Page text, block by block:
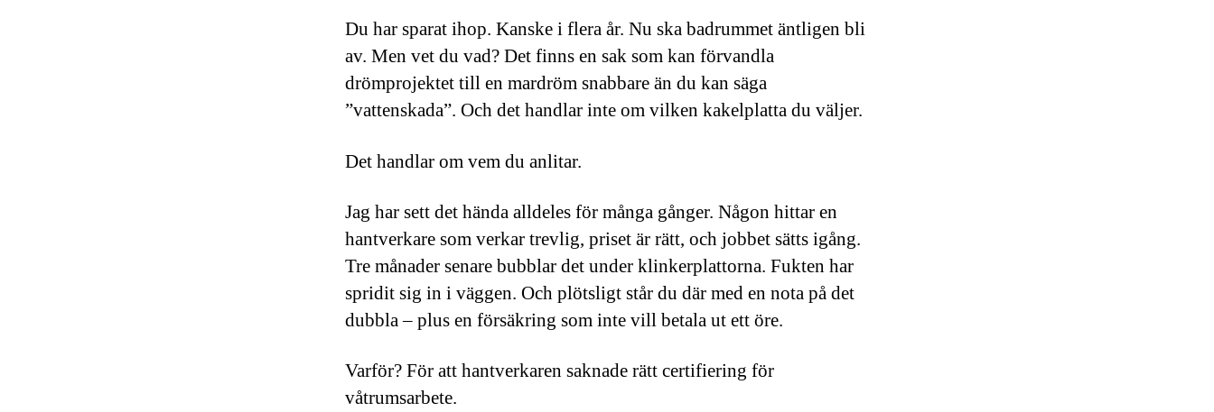
Du har sparat ihop. Kanske i flera år. Nu ska badrummet äntligen bli
av. Men vet du vad? Det finns en sak som kan förvandla
drömprojektet till en mardröm snabbare än du kan säga
”vattenskada”. Och det handlar inte om vilken kakelplatta du väljer.
Det handlar om vem du anlitar.
Jag har sett det hända alldeles för många gånger. Någon hittar en
hantverkare som verkar trevlig, priset är rätt, och jobbet sätts igång.
Tre månader senare bubblar det under klinkerplattorna. Fukten har
spridit sig in i väggen. Och plötsligt står du där med en nota på det
dubbla – plus en försäkring som inte vill betala ut ett öre.
Varför? För att hantverkaren saknade rätt certifiering för
våtrumsarbete.